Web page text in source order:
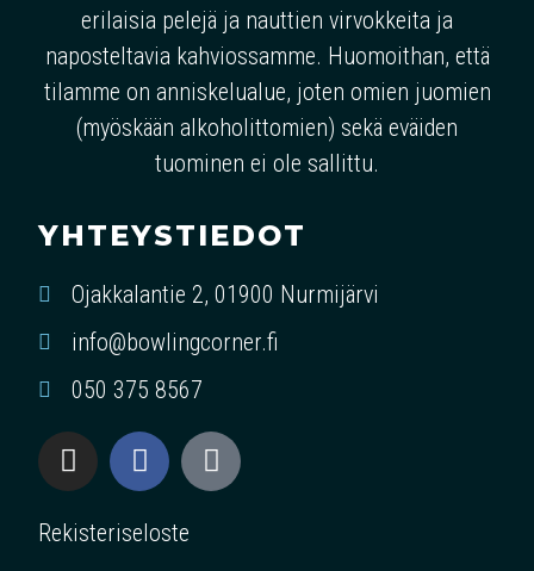
erilaisia pelejä ja nauttien virvokkeita ja
naposteltavia kahviossamme. Huomoithan, että
tilamme on anniskelualue, joten omien juomien
(myöskään alkoholittomien) sekä eväiden
tuominen ei ole sallittu.
YHTEYSTIEDOT
Ojakkalantie 2, 01900 Nurmijärvi
info@bowlingcorner.fi
050 375 8567
Rekisteriseloste